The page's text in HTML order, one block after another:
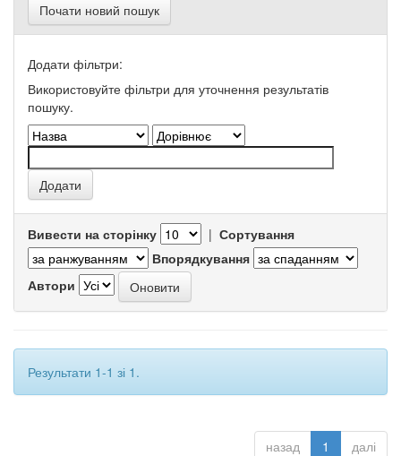
Почати новий пошук
Додати фільтри:
Використовуйте фільтри для уточнення результатів
пошуку.
Вивести на сторінку | Сортування
Впорядкування
Автори
Результати 1-1 зі 1.
назад 1 далі